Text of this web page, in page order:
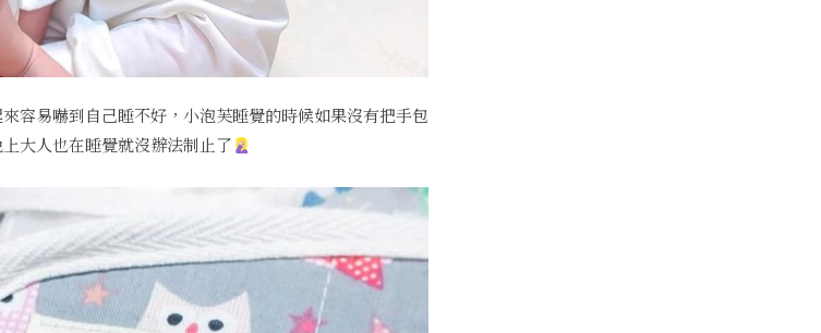
容易嚇到自己睡不好，小泡芙睡覺的時候如果沒有把手包
大人也在睡覺就沒辦法制止了